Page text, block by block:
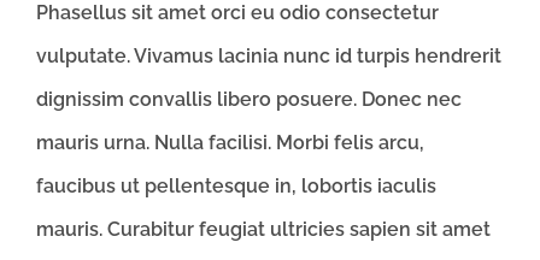
Phasellus sit amet orci eu odio consectetur
vulputate. Vivamus lacinia nunc id turpis hendrerit
dignissim convallis libero posuere. Donec nec
mauris urna. Nulla facilisi. Morbi felis arcu,
faucibus ut pellentesque in, lobortis iaculis
mauris. Curabitur feugiat ultricies sapien sit amet